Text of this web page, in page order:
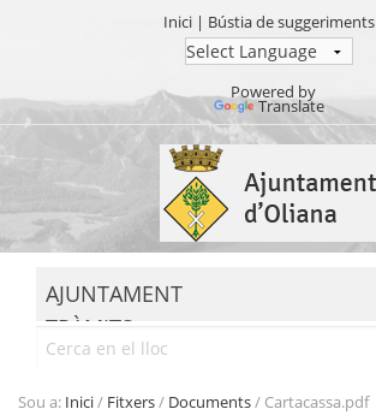
Inici | Bústia de suggeriments
Powered by
Translate
contingut.
Salta
AJUNTAMENT
TRÀMITS
SEU ELECTRÒNICA
TRANSPARÈNCIA
Sou a: Inici/ Fitxers/ Documents/ Cartacassa.pdf